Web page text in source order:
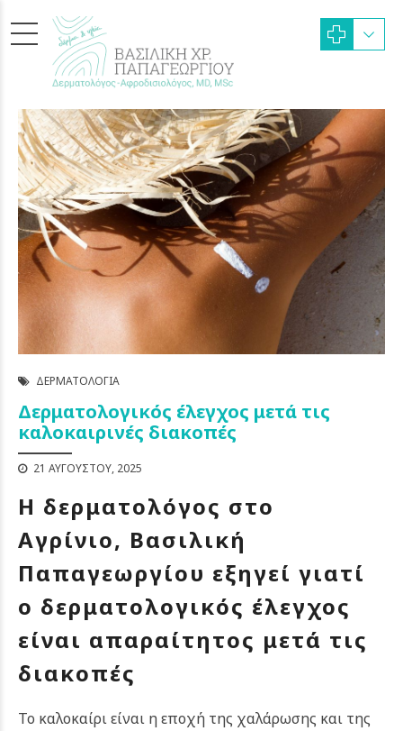
ΔΕΡΜΑΤΟΛΟΓΊΑ
Δερματολογικός έλεγχος μετά τις
καλοκαιρινές διακοπές
21 ΑΥΓΟΎΣΤΟΥ, 2025
Η δερματολόγος στο
Αγρίνιο, Βασιλική
Παπαγεωργίου εξηγεί γιατί
ο δερματολογικός έλεγχος
είναι απαραίτητος μετά τις
διακοπές
Το καλοκαίρι είναι η εποχή της χαλάρωσης και της